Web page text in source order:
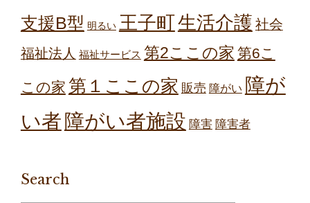
支援B型 明るい 王子町生活介護 社会
福祉法人 福祉サービス 第2ここの家 第6こ
この家 第１ここの家 販売 障がい 障が
い者 障がい者施設 障害 障害者
Search